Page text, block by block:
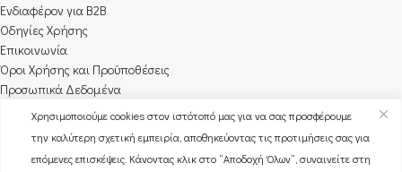
Χρησιμοποιούμε cookies στον ιστότοπό μας για να σας προσφέρουμε
την καλύτερη σχετική εμπειρία, αποθηκεύοντας τις προτιμήσεις σας για
επόμενες επισκέψεις. Κάνοντας κλικ στο “Αποδοχή Όλων”, συναινείτε στη
Ενδιαφέρον για B2B
Οδηγίες Χρήσης
Επικοινωνία
Όροι Χρήσης και Προϋποθέσεις
Προσωπικά Δεδομένα
Προϊόντα